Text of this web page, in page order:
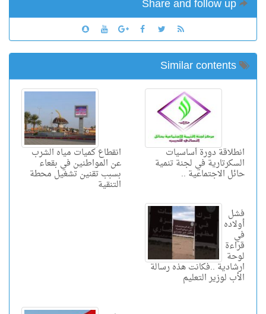
انقطاع كميات مياه الشرب
عن المواطنين في بقعاء
بسبب تقنين تشغيل محطة
التنقية
انطلاقة دورة أساسيات
السكرتارية في لجنة تنمية
حائل الاجتماعية ..
فشل
أولاده
في
قراءة
لوحة
ارشادية ..فكانت هذه رسالة
الأب لوزير التعليم